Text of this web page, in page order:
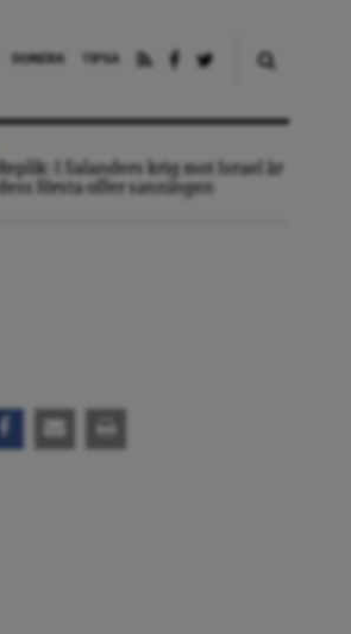
DONERA TIPSA
Replik: I Salanders krig mot Israel är
dess första offer sanningen